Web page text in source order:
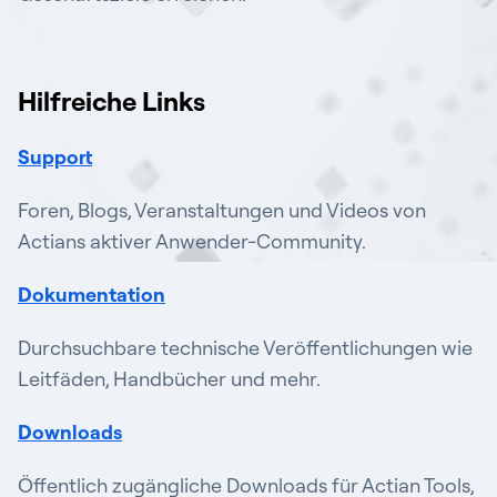
Hilfreiche Links
Support
Foren, Blogs, Veranstaltungen und Videos von
Actians aktiver Anwender-Community.
Dokumentation
Durchsuchbare technische Veröffentlichungen wie
Leitfäden, Handbücher und mehr.
Downloads
Öffentlich zugängliche Downloads für Actian Tools,